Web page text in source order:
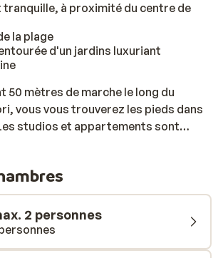
tranquille, à proximité du centre de
la plage
d'un jardins luxuriant
50 mètres de marche le long du
vous vous trouverez les pieds dans
studios et appartements sont
luxuriante, un véritable havre de
à la boulangerie du coin. Promenez-
les magnifiques jardins en prenant
la piscine. Besoin de vous rafraîchir
Faites un plongeon des plus
la piscine. En fin d'après-midi,
2 personnes